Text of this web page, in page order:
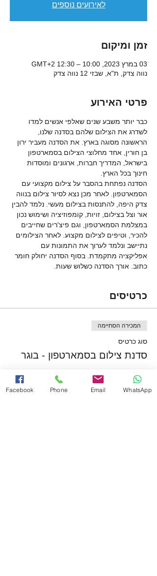
לאירועים נוספים
זמן ומיקום
03 במרץ 2023, 10:00 – 12:30 GMT‎+2‎
נווה צדק, ת"א, שבזי 12 נווה צדק
פרטי האירוע
כבר יותר משבע שנים שאלפי אנשים למדו
לשדרג את הצילום שלהם בסדנה שלנו,
הראשונה מסוגה בארץ. את הסדנה מעביר ירון
בן חורין, אחד מחלוצי הצילום בסמארטפון
בישראל, המדריך חברות, ארגונים ומוסדות
חינוך בכל הארץ.
הסדנה נפתחת בהסבר על צילום מקצועי עם
הסמארטפון. לאחר מכן נצא לסיור צילום בנווה
צדק היפה, להתנסות בצילום מעשי. נלמד להבין
אור וצל בצילום, זויות, קומפוזיציה ושימוש נכון
במצלמת הסמארטפון, וגם פיצ'רים שחייבים
להכיר, וטיפים לצילום מקצוע. לאחר הצילומים
נתיישב ונלמד לערוך את התמונות עם
אפליקציה מתקמדת. בסוף הסדנה יחולק חומר
כתוב. אורך הסדנה כשלוש שעות.
כרטיסים
המכירה הסתיימה
סוג כרטיס
סדנת צילום בסמארטפון - בוגר
פרטים נוספים
מחיר Facebook Phone Email WhatsApp